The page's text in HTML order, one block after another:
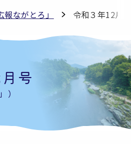
報ながとろ」 令和３年12月
号
）